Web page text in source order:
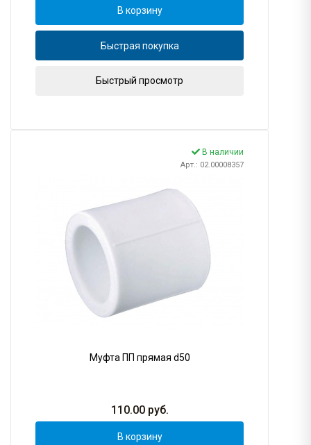
В корзину
Быстрая покупка
Быстрый просмотр
В наличии
Арт.: 02.00008357
Муфта ПП прямая d50
110.00руб.
В корзину